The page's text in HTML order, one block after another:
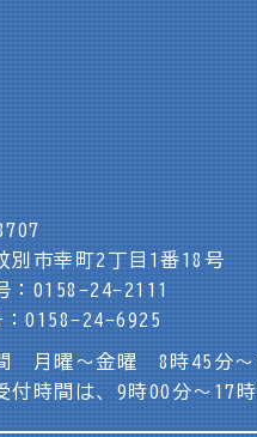
別市幸町2丁目1番18号
：0158-24-2111
：0158-24-6925
月曜～金曜 8時45分～
付時間は、9時00分～17